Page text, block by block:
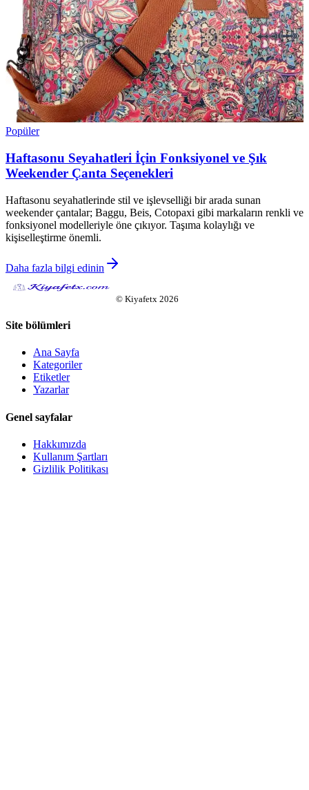
Popüler
Haftasonu Seyahatleri İçin Fonksiyonel ve Şık
Weekender Çanta Seçenekleri
Haftasonu seyahatlerinde stil ve işlevselliği bir arada sunan
weekender çantalar; Baggu, Beis, Cotopaxi gibi markaların renkli ve
fonksiyonel modelleriyle öne çıkıyor. Taşıma kolaylığı ve
kişiselleştirme önemli.
Daha fazla bilgi edinin
© Kiyafetx 2026
Site bölümleri
Ana Sayfa
Kategoriler
Etiketler
Yazarlar
Genel sayfalar
Hakkımızda
Kullanım Şartları
Gizlilik Politikası